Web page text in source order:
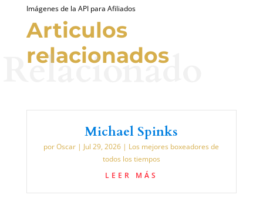
Imágenes de la API para Afiliados
Articulos
relacionados
Relacionado
Michael Spinks
porOscar | Jul 29, 2026 | Los mejores boxeadores de
todos los tiempos
LEER MÁS